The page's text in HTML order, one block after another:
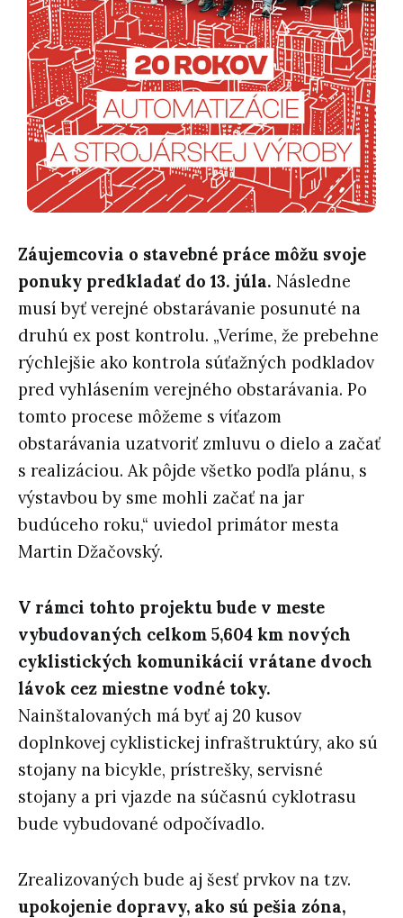
Záujemcovia o stavebné práce môžu svoje
ponuky predkladať do 13. júla. Následne
musí byť verejné obstarávanie posunuté na
druhú ex post kontrolu. „Veríme, že prebehne
rýchlejšie ako kontrola súťažných podkladov
pred vyhlásením verejného obstarávania. Po
tomto procese môžeme s víťazom
obstarávania uzatvoriť zmluvu o dielo a začať
s realizáciou. Ak pôjde všetko podľa plánu, s
výstavbou by sme mohli začať na jar
budúceho roku,“ uviedol primátor mesta
Martin Džačovský.
V rámci tohto projektu bude v meste
vybudovaných celkom 5,604 km nových
cyklistických komunikácií vrátane dvoch
lávok cez miestne vodné toky.
Nainštalovaných má byť aj 20 kusov
doplnkovej cyklistickej infraštruktúry, ako sú
stojany na bicykle, prístrešky, servisné
stojany a pri vjazde na súčasnú cyklotrasu
bude vybudované odpočívadlo.
Zrealizovaných bude aj šesť prvkov na tzv.
upokojenie dopravy, ako sú pešia zóna,